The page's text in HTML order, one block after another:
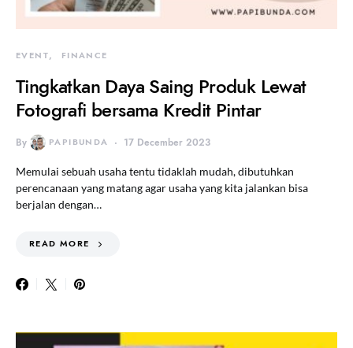
EVENT FINANCE
Tingkatkan Daya Saing Produk Lewat
Fotografi bersama Kredit Pintar
By PAPIBUNDA 17 December 2023
Memulai sebuah usaha tentu tidaklah mudah, dibutuhkan
perencanaan yang matang agar usaha yang kita jalankan bisa
berjalan dengan…
READ MORE